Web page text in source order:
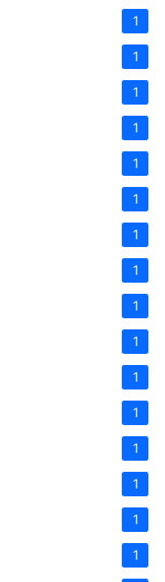
1
1
1
1
1
1
1
1
1
1
1
1
1
1
1
1